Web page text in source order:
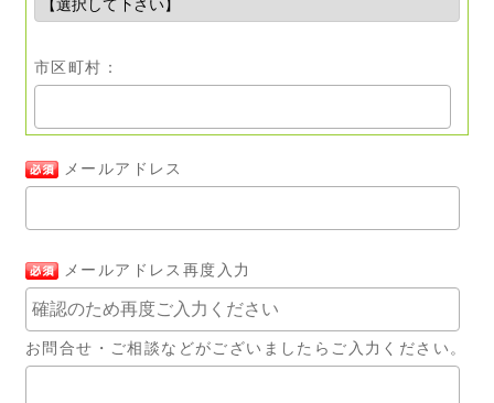
市区町村：
メールアドレス
メールアドレス再度入力
お問合せ・ご相談などがございましたらご入力ください。